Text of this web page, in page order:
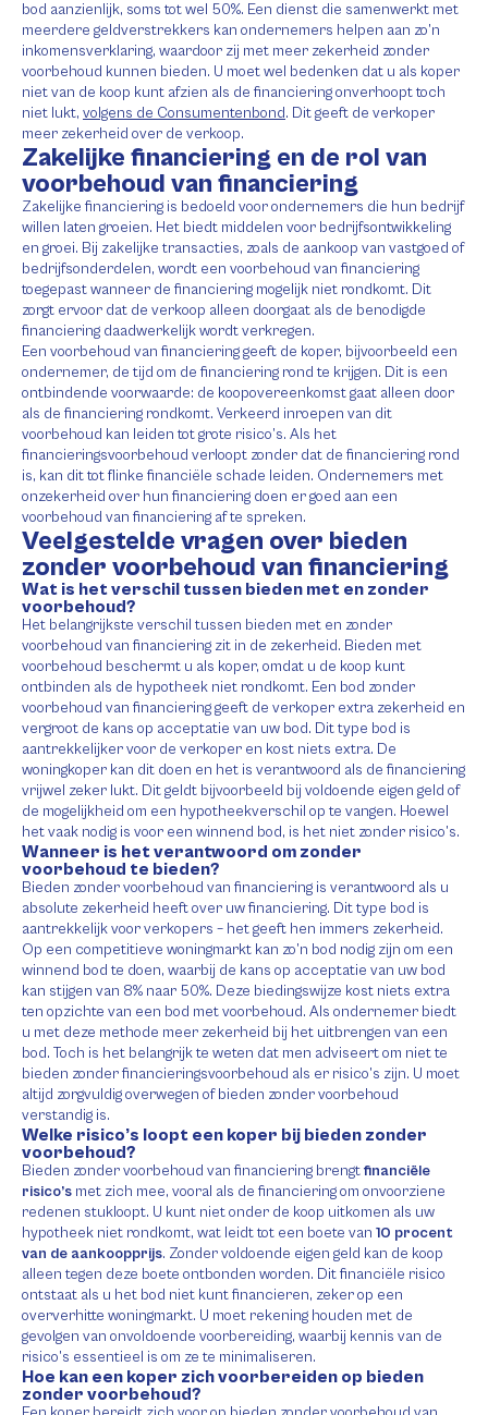
bod aanzienlijk, soms tot wel 50%. Een dienst die samenwerkt met
meerdere geldverstrekkers kan ondernemers helpen aan zo’n
inkomensverklaring, waardoor zij met meer zekerheid zonder
voorbehoud kunnen bieden. U moet wel bedenken dat u als koper
niet van de koop kunt afzien als de financiering onverhoopt toch
niet lukt, volgens de Consumentenbond. Dit geeft de verkoper
meer zekerheid over de verkoop.
Zakelijke financiering en de rol van
voorbehoud van financiering
Zakelijke financiering is bedoeld voor ondernemers die hun bedrijf
willen laten groeien. Het biedt middelen voor bedrijfsontwikkeling
en groei. Bij zakelijke transacties, zoals de aankoop van vastgoed of
bedrijfsonderdelen, wordt een voorbehoud van financiering
toegepast wanneer de financiering mogelijk niet rondkomt. Dit
zorgt ervoor dat de verkoop alleen doorgaat als de benodigde
financiering daadwerkelijk wordt verkregen.
Een voorbehoud van financiering geeft de koper, bijvoorbeeld een
ondernemer, de tijd om de financiering rond te krijgen. Dit is een
ontbindende voorwaarde: de koopovereenkomst gaat alleen door
als de financiering rondkomt. Verkeerd inroepen van dit
voorbehoud kan leiden tot grote risico’s. Als het
financieringsvoorbehoud verloopt zonder dat de financiering rond
is, kan dit tot flinke financiële schade leiden. Ondernemers met
onzekerheid over hun financiering doen er goed aan een
voorbehoud van financiering af te spreken.
Veelgestelde vragen over bieden
zonder voorbehoud van financiering
Wat is het verschil tussen bieden met en zonder
voorbehoud?
Het belangrijkste verschil tussen bieden met en zonder
voorbehoud van financiering zit in de zekerheid. Bieden met
voorbehoud beschermt u als koper, omdat u de koop kunt
ontbinden als de hypotheek niet rondkomt. Een bod zonder
voorbehoud van financiering geeft de verkoper extra zekerheid en
vergroot de kans op acceptatie van uw bod. Dit type bod is
aantrekkelijker voor de verkoper en kost niets extra. De
woningkoper kan dit doen en het is verantwoord als de financiering
vrijwel zeker lukt. Dit geldt bijvoorbeeld bij voldoende eigen geld of
de mogelijkheid om een hypotheekverschil op te vangen. Hoewel
het vaak nodig is voor een winnend bod, is het niet zonder risico’s.
Wanneer is het verantwoord om zonder
voorbehoud te bieden?
Bieden zonder voorbehoud van financiering is verantwoord als u
absolute zekerheid heeft over uw financiering. Dit type bod is
aantrekkelijk voor verkopers – het geeft hen immers zekerheid.
Op een competitieve woningmarkt kan zo’n bod nodig zijn om een
winnend bod te doen, waarbij de kans op acceptatie van uw bod
kan stijgen van 8% naar 50%. Deze biedingswijze kost niets extra
ten opzichte van een bod met voorbehoud. Als ondernemer biedt
u met deze methode meer zekerheid bij het uitbrengen van een
bod. Toch is het belangrijk te weten dat men adviseert om niet te
bieden zonder financieringsvoorbehoud als er risico’s zijn. U moet
altijd zorgvuldig overwegen of bieden zonder voorbehoud
verstandig is.
Welke risico’s loopt een koper bij bieden zonder
voorbehoud?
Bieden zonder voorbehoud van financiering brengtfinanciële
risico’s met zich mee, vooral als de financiering om onvoorziene
redenen stukloopt. U kunt niet onder de koop uitkomen als uw
hypotheek niet rondkomt, wat leidt tot een boete van 10 procent
van de aankoopprijs. Zonder voldoende eigen geld kan de koop
alleen tegen deze boete ontbonden worden. Dit financiële risico
ontstaat als u het bod niet kunt financieren, zeker op een
oververhitte woningmarkt. U moet rekening houden met de
gevolgen van onvoldoende voorbereiding, waarbij kennis van de
risico’s essentieel is om ze te minimaliseren.
Hoe kan een koper zich voorbereiden op bieden
zonder voorbehoud?